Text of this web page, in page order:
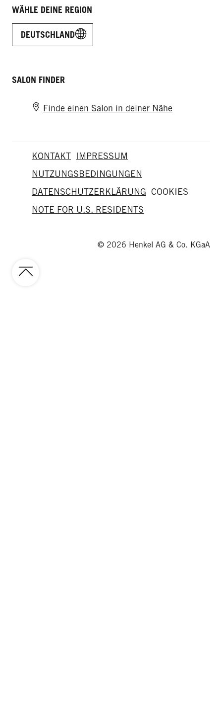
WÄHLE DEINE REGION
DEUTSCHLAND
SALON FINDER
Finde einen Salon in deiner Nähe
KONTAKT IMPRESSUM
NUTZUNGSBEDINGUNGEN
DATENSCHUTZERKLÄRUNG COOKIES
NOTE FOR U.S. RESIDENTS
© 2026 Henkel AG & Co. KGaA